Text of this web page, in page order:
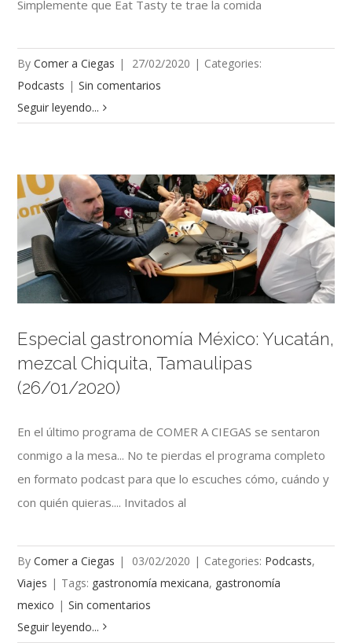
Simplemente que Eat Tasty te trae la comida
ByComer a Ciegas | 27/02/2020 | Categories:
Podcasts | Sin comentarios
Seguir leyendo...
Especial gastronomía México: Yucatán,
mezcal Chiquita, Tamaulipas
(26/01/2020)
En el último programa de COMER A CIEGAS se sentaron
conmigo a la mesa... No te pierdas el programa completo
en formato podcast para que lo escuches cómo, cuándo y
con quién quieras.... Invitados al
ByComer a Ciegas | 03/02/2020 | Categories: Podcasts,
Viajes | Tags: gastronomía mexicana, gastronomía
mexico | Sin comentarios
Seguir leyendo...